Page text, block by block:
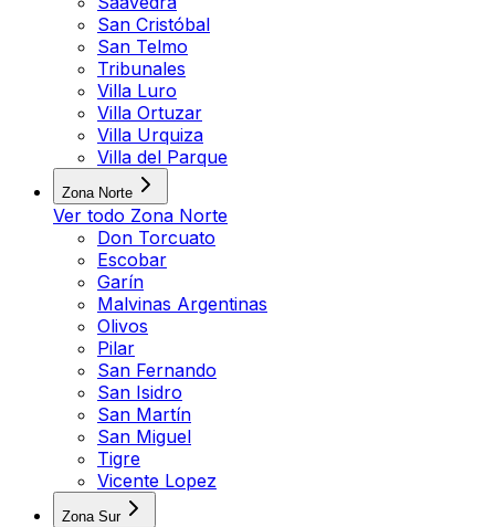
San Cristóbal
San Telmo
Tribunales
Villa Luro
Villa Ortuzar
Villa Urquiza
Villa del Parque
Zona Norte
Ver todo Zona Norte
Don Torcuato
Escobar
Garín
Malvinas Argentinas
Olivos
Pilar
San Fernando
San Isidro
San Martín
San Miguel
Tigre
Vicente Lopez
Zona Sur